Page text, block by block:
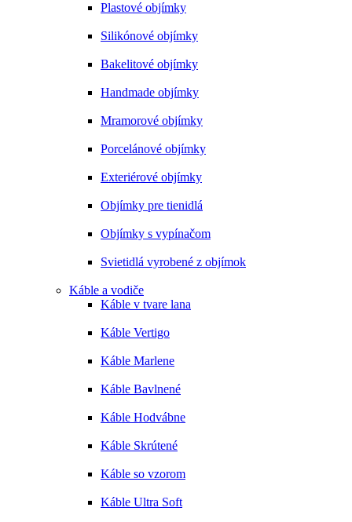
Plastové objímky
Silikónové objímky
Bakelitové objímky
Handmade objímky
Mramorové objímky
Porcelánové objímky
Exteriérové objímky
Objímky pre tienidlá
Objímky s vypínačom
Svietidlá vyrobené z objímok
Káble a vodiče
Káble v tvare lana
Káble Vertigo
Káble Marlene
Káble Bavlnené
Káble Hodvábne
Káble Skrútené
Káble so vzorom
Káble Ultra Soft